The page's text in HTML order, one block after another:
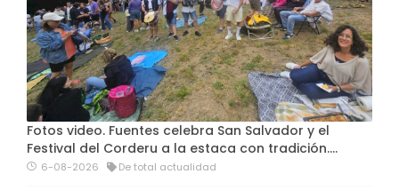
Fotos video. Fuentes celebra San Salvador y el
Festival del Corderu a la estaca con tradición....
6-08-2026 De total actualidad